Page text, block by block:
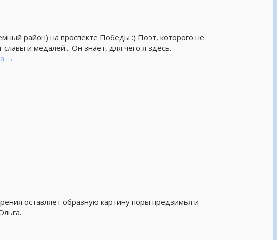
район) на проспекте Победы :) Поэт, которого не
и медалей... Он знает, для чего я здесь.
→
оставляет образную картину поры предзимья и